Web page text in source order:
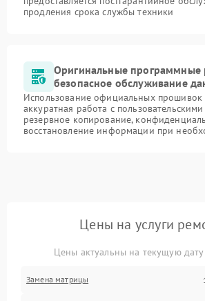
продления срока службы техники
Оригинальные программные
безопасное обслуживание
Использование официальных прошивок
аккуратная работа с
резервное копирование,
восстановление информации при
Цены на услуги
Цены актуальны на текущую
Замена матрицы